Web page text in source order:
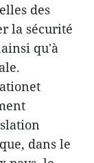
des
la sécurité
qu'à
dans le